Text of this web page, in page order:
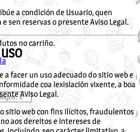
no carriño.
a condición de Usuario, quen
sen reservas o presente Aviso Legal.
a facer un uso adecuado do sitio web e
coa lexislación vixente, a boa
Aviso Legal.
sitio web con fins ilícitos, fraudulentos
aos dereitos e intereses de